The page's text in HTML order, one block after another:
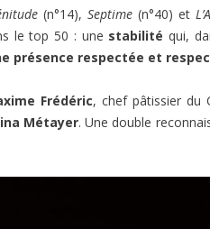
(n°14), Septime(n°40) et
le top 50 : une stabilité qui,
présence respectée et
Frédéric, chef pâtissier du
Métayer. Une double